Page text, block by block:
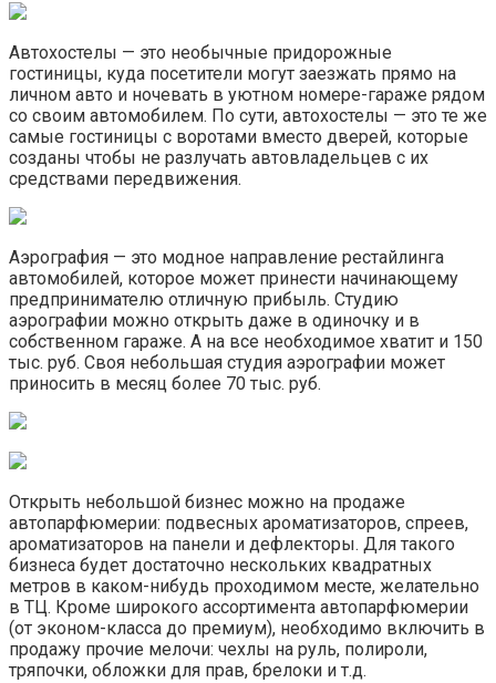
Автохостелы — это необычные придорожные
гостиницы, куда посетители могут заезжать прямо на
личном авто и ночевать в уютном номере-гараже рядом
со своим автомобилем. По сути, автохостелы — это те же
самые гостиницы с воротами вместо дверей, которые
созданы чтобы не разлучать автовладельцев с их
средствами передвижения.
Аэрография — это модное направление рестайлинга
автомобилей, которое может принести начинающему
предпринимателю отличную прибыль. Студию
аэрографии можно открыть даже в одиночку и в
собственном гараже. А на все необходимое хватит и 150
тыс. руб. Своя небольшая студия аэрографии может
приносить в месяц более 70 тыс. руб.
Открыть небольшой бизнес можно на продаже
автопарфюмерии: подвесных ароматизаторов, спреев,
ароматизаторов на панели и дефлекторы. Для такого
бизнеса будет достаточно нескольких квадратных
метров в каком-нибудь проходимом месте, желательно
в ТЦ. Кроме широкого ассортимента автопарфюмерии
(от эконом-класса до премиум), необходимо включить в
продажу прочие мелочи: чехлы на руль, полироли,
тряпочки, обложки для прав, брелоки и т.д.